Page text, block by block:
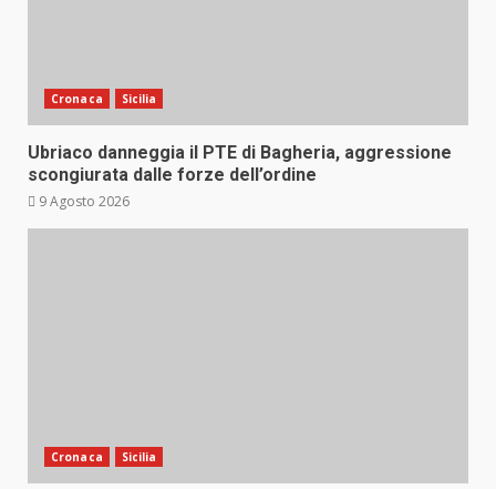
Cronaca Sicilia
Ubriaco danneggia il PTE di Bagheria, aggressione
scongiurata dalle forze dell’ordine
9 Agosto 2026
Cronaca Sicilia